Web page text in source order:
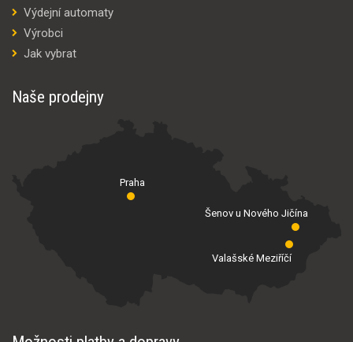
Výdejní automaty
Výrobci
Jak vybrat
Naše prodejny
Praha
Valašské Meziříčí
Šenov u Nového Jičína